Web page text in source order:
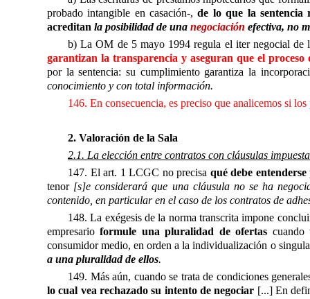
probado intangible en casación-,de lo que la sentencia
acreditan  la posibilidad de una negociación efectiva, no
b) La OM de 5 mayo 1994 regula el iter negocial de
garantizan la transparencia y aseguran que el
por la sentencia: su cumplimiento garantiza la
conocimiento y con total información.
146. En consecuencia, es preciso que analicemos si
2. Valoración de la Sala
2.1. La elección entre contratos con cláusulas
147. El art. 1 LCGC no precisa qué debe
tenor [s]e considerará que una cláusula no se ha
contenido, en particular en el caso de los contratos de
148. La exégesis de la norma transcrita impone
empresarioformule una pluralidad de ofertas cuando
consumidor medio, en orden a la individualización o
a una pluralidad de ellos.
149. Más aún, cuando se trata de condiciones
lo cual vea rechazado su intento de negociar [...] En